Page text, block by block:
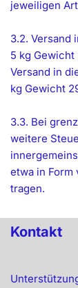
jeweiligen
3.2. Versand
5 kg Gewicht
Versand in
kg Gewicht
3.3. Bei
weitere
etwa in Form
tragen.
Kontakt